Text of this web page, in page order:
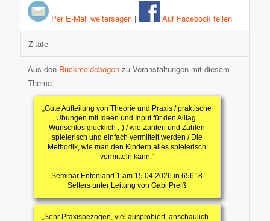
Per E-Mail weitersagen| Auf Facebook teilen
Zitate
Aus den Rückmeldebögenzu Veranstaltungen mit diesem
Thema:
„Gute Aufteilung von Theorie und Praxis / praktische
Übungen mit Ideen und Input für den Alltag.
Wunschlos glücklich :-) / wie Zahlen und Zählen
spielerisch und einfach vermittelt werden / Die
Methodik, wie man den Kindern alles spielerisch
vermitteln kann.“
Seminar Entenland 1 am 15.04.2026 in 65618
Selters unter Leitung von Gabi Preiß
„Sehr Praxisbezogen, viel ausprobiert, anschaulich -